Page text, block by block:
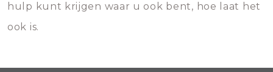
hulp kunt krijgen waar u ook bent, hoe laat het
ook is.